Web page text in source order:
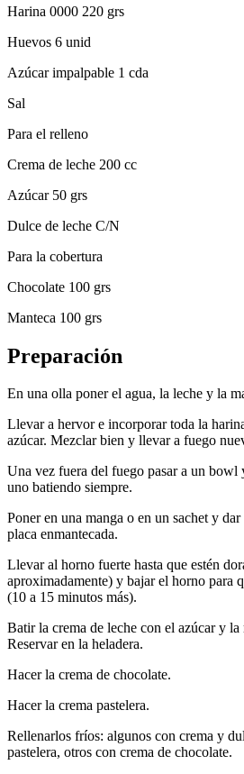
Harina 0000 220 grs
Huevos 6 unid
Azúcar impalpable 1 cda
Sal
Para el relleno
Crema de leche 200 cc
Azúcar 50 grs
Dulce de leche C/N
Para la cobertura
Chocolate 100 grs
Manteca 100 grs
Preparación
En una olla poner el agua, la leche y la
Llevar a hervor e incorporar toda la
azúcar. Mezclar bien y llevar a fuego
Una vez fuera del fuego pasar a un bowl
uno batiendo siempre.
Poner en una manga o en un sachet y
placa enmantecada.
Llevar al horno fuerte hasta que estén
aproximadamente) y bajar el horno para
(10 a 15 minutos más).
Batir la crema de leche con el azúcar y la
Reservar en la heladera.
Hacer la crema de chocolate.
Hacer la crema pastelera.
Rellenarlos fríos: algunos con crema y
pastelera, otros con crema de chocolate.